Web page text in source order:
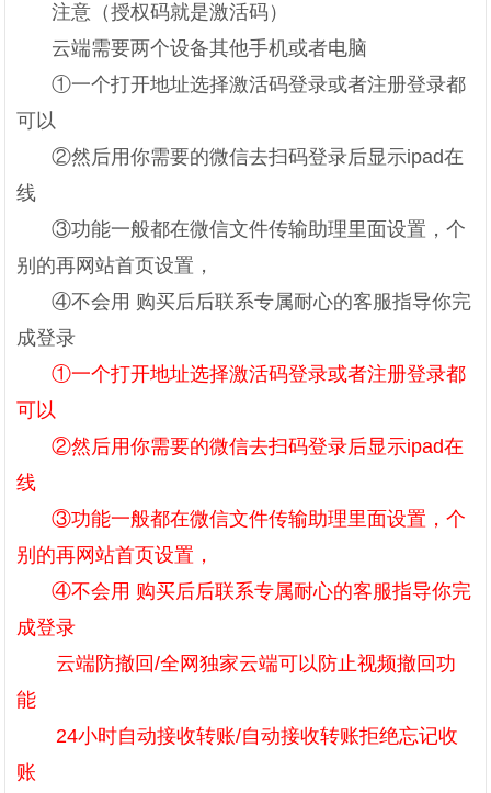
注意（授权码就是激活码）
云端需要两个设备其他手机或者电脑
①一个打开地址选择激活码登录或者注册登录都
可以
②然后用你需要的微信去扫码登录后显示ipad在
线
③功能一般都在微信文件传输助理里面设置，个
别的再网站首页设置，
④不会用 购买后后联系专属耐心的客服指导你完
成登录
①一个打开地址选择激活码登录或者注册登录都
可以
②然后用你需要的微信去扫码登录后显示ipad在
线
③功能一般都在微信文件传输助理里面设置，个
别的再网站首页设置，
④不会用 购买后后联系专属耐心的客服指导你完
成登录
云端防撤回/全网独家云端可以防止视频撤回功
能
24小时自动接收转账/自动接收转账拒绝忘记收
账